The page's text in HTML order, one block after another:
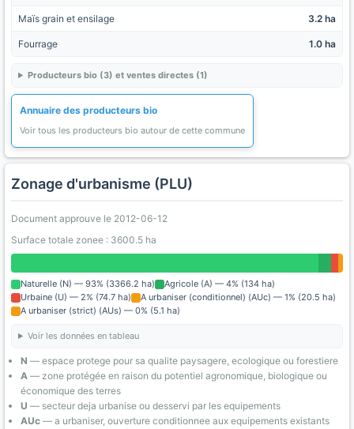
Maïs grain et ensilage 3.2 ha
Fourrage 1.0 ha
Producteurs bio (3) et ventes directes (1)
Annuaire des producteurs bio
Voir tous les producteurs bio autour de cette commune
Zonage d'urbanisme (PLU)
Document approuve le 2012-06-12
Surface totale zonee : 3600.5 ha
Naturelle (N) — 93% (3366.2 ha)
Agricole (A) — 4% (134 ha)
Urbaine (U) — 2% (74.7 ha)
A urbaniser (conditionnel) (AUc) — 1% (20.5 ha)
A urbaniser (strict) (AUs) — 0% (5.1 ha)
Voir les données en tableau
N — espace protege pour sa qualite paysagere, ecologique ou forestiere
A — zone protégée en raison du potentiel agronomique, biologique ou
économique des terres
U — secteur deja urbanise ou desservi par les equipements
AUc — a urbaniser, ouverture conditionnee aux equipements existants